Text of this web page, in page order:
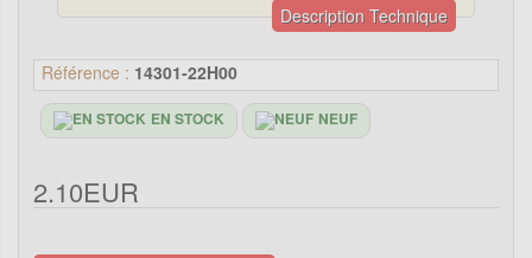
Description Technique
Référence : 14301-22H00
EN STOCK NEUF
2.10EUR